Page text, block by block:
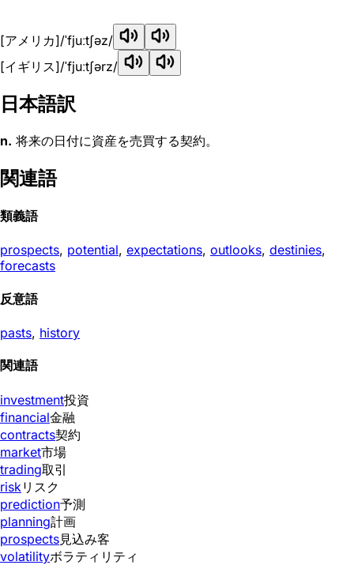
[アメリカ]/ˈfjuːtʃəz/
[イギリス]/ˈfjuːtʃərz/
日本語訳
n. 将来の日付に資産を売買する契約。
関連語
類義語
prospects, potential, expectations, outlooks, destinies,
forecasts
反意語
pasts, history
関連語
investment投資
financial金融
contracts契約
market市場
trading取引
risk リスク
prediction予測
planning計画
prospects見込み客
volatilityボラティリティ